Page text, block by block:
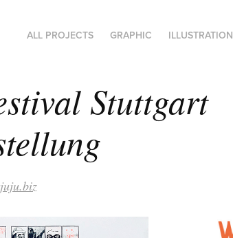
ALL PROJECTS GRAPHIC ILLUSTRATION
Stuttgart